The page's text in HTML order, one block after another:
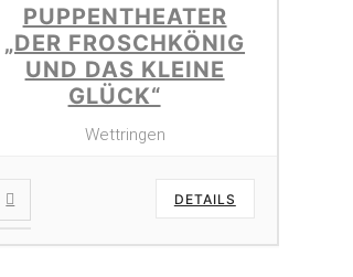
PUPPENTHEATER
„DER FROSCHKÖNIG
UND DAS KLEINE
GLÜCK“
Wettringen
DETAILS